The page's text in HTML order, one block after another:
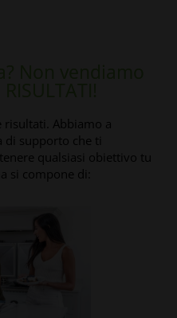
risultati. Abbiamo a
di supporto che ti
qualsiasi obiettivo tu
si compone di: